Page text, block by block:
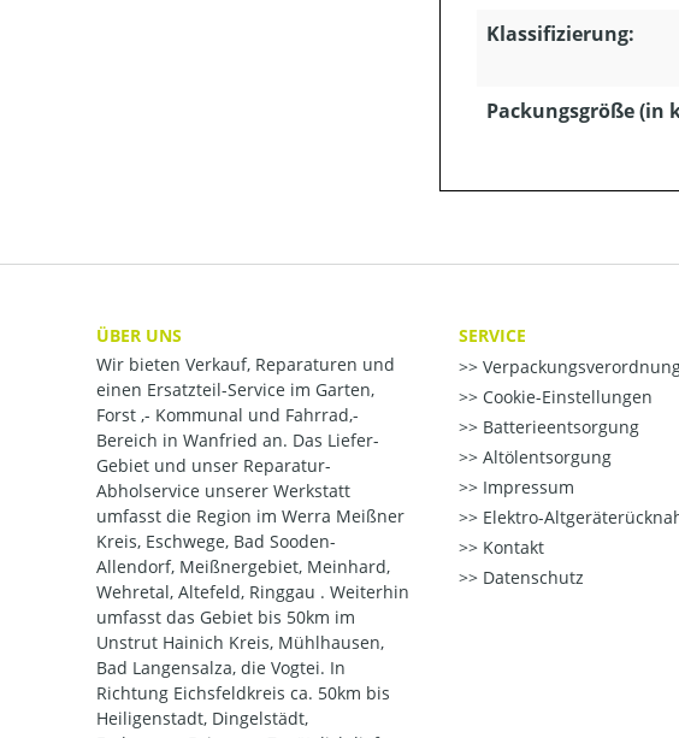
Klassifizierung:
Packungsgröße (in
ÜBER UNS
Wir bieten Verkauf, Reparaturen und
einen Ersatzteil-Service im Garten,
Forst ,- Kommunal und Fahrrad,-
Bereich in Wanfried an. Das Liefer-
Gebiet und unser Reparatur-
Abholservice unserer Werkstatt
umfasst die Region im Werra Meißner
Kreis, Eschwege, Bad Sooden-
Allendorf, Meißnergebiet, Meinhard,
Wehretal, Altefeld, Ringgau . Weiterhin
umfasst das Gebiet bis 50km im
Unstrut Hainich Kreis, Mühlhausen,
Bad Langensalza, die Vogtei. In
Richtung Eichsfeldkreis ca. 50km bis
Heiligenstadt, Dingelstädt,
SERVICE
Cookie-Einstellungen
Batterieentsorgung
Altölentsorgung
Impressum
Elektro-
Kontakt
Datenschutz